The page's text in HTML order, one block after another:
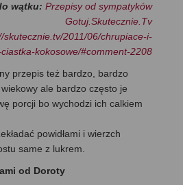
wątku: Przepisy od sympatyków
Gotuj.Skutecznie.Tv
skutecznie.tv/2011/06/chrupiace-i-
kokosowe/#comment-2208
przepis też bardzo, bardzo
ale bardzo często je
porcji bo wychodzi ich calkiem
powidłami i wierzch
same z lukrem.
od Doroty